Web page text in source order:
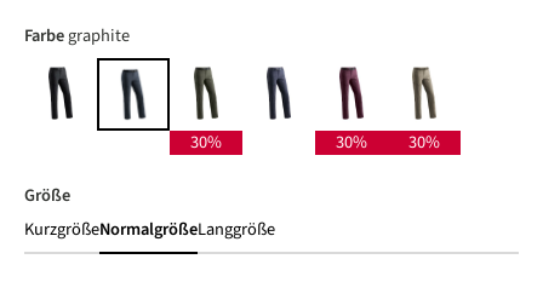
Farbeauswählen
graphite
black graphite
sedona sage
30%
night sky rich soil
30%
coriander
30%
Größeauswählen
KurzgrößeNormalgrößeLanggröße